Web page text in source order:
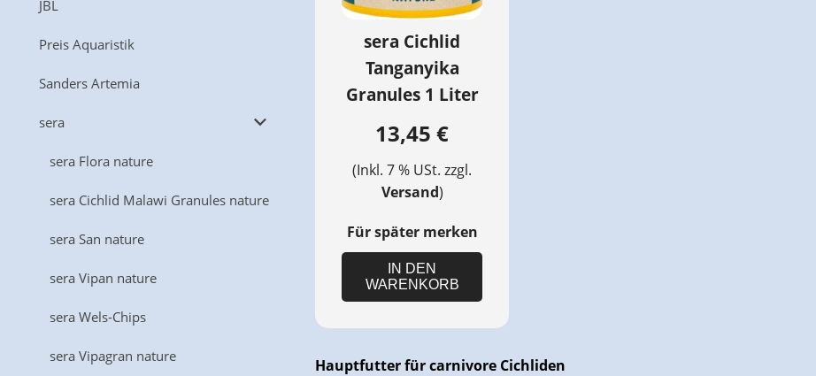
JBL
Preis Aquaristik
Sanders Artemia
sera
sera Flora nature
sera Cichlid Malawi Granules nature
sera San nature
sera Vipan nature
sera Wels-Chips
sera Vipagran nature
sera Cichlid
Tanganyika
Granules 1 Liter
13,45 €
(Inkl. 7 % USt. zzgl.
Versand)
Für später merken
IN DEN
WARENKORB
Hauptfutter für carnivore Cichliden